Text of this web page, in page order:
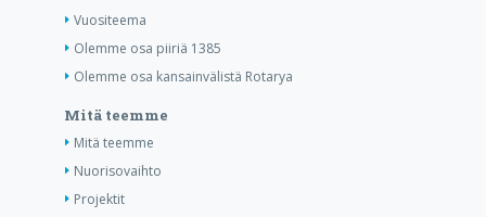
Vuositeema
Olemme osa piiriä 1385
Olemme osa kansainvälistä Rotarya
Mitä teemme
Mitä teemme
Nuorisovaihto
Projektit